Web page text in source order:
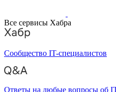
Все сервисы Хабра
Сообщество IT-специалистов
Ответы на любые вопросы об